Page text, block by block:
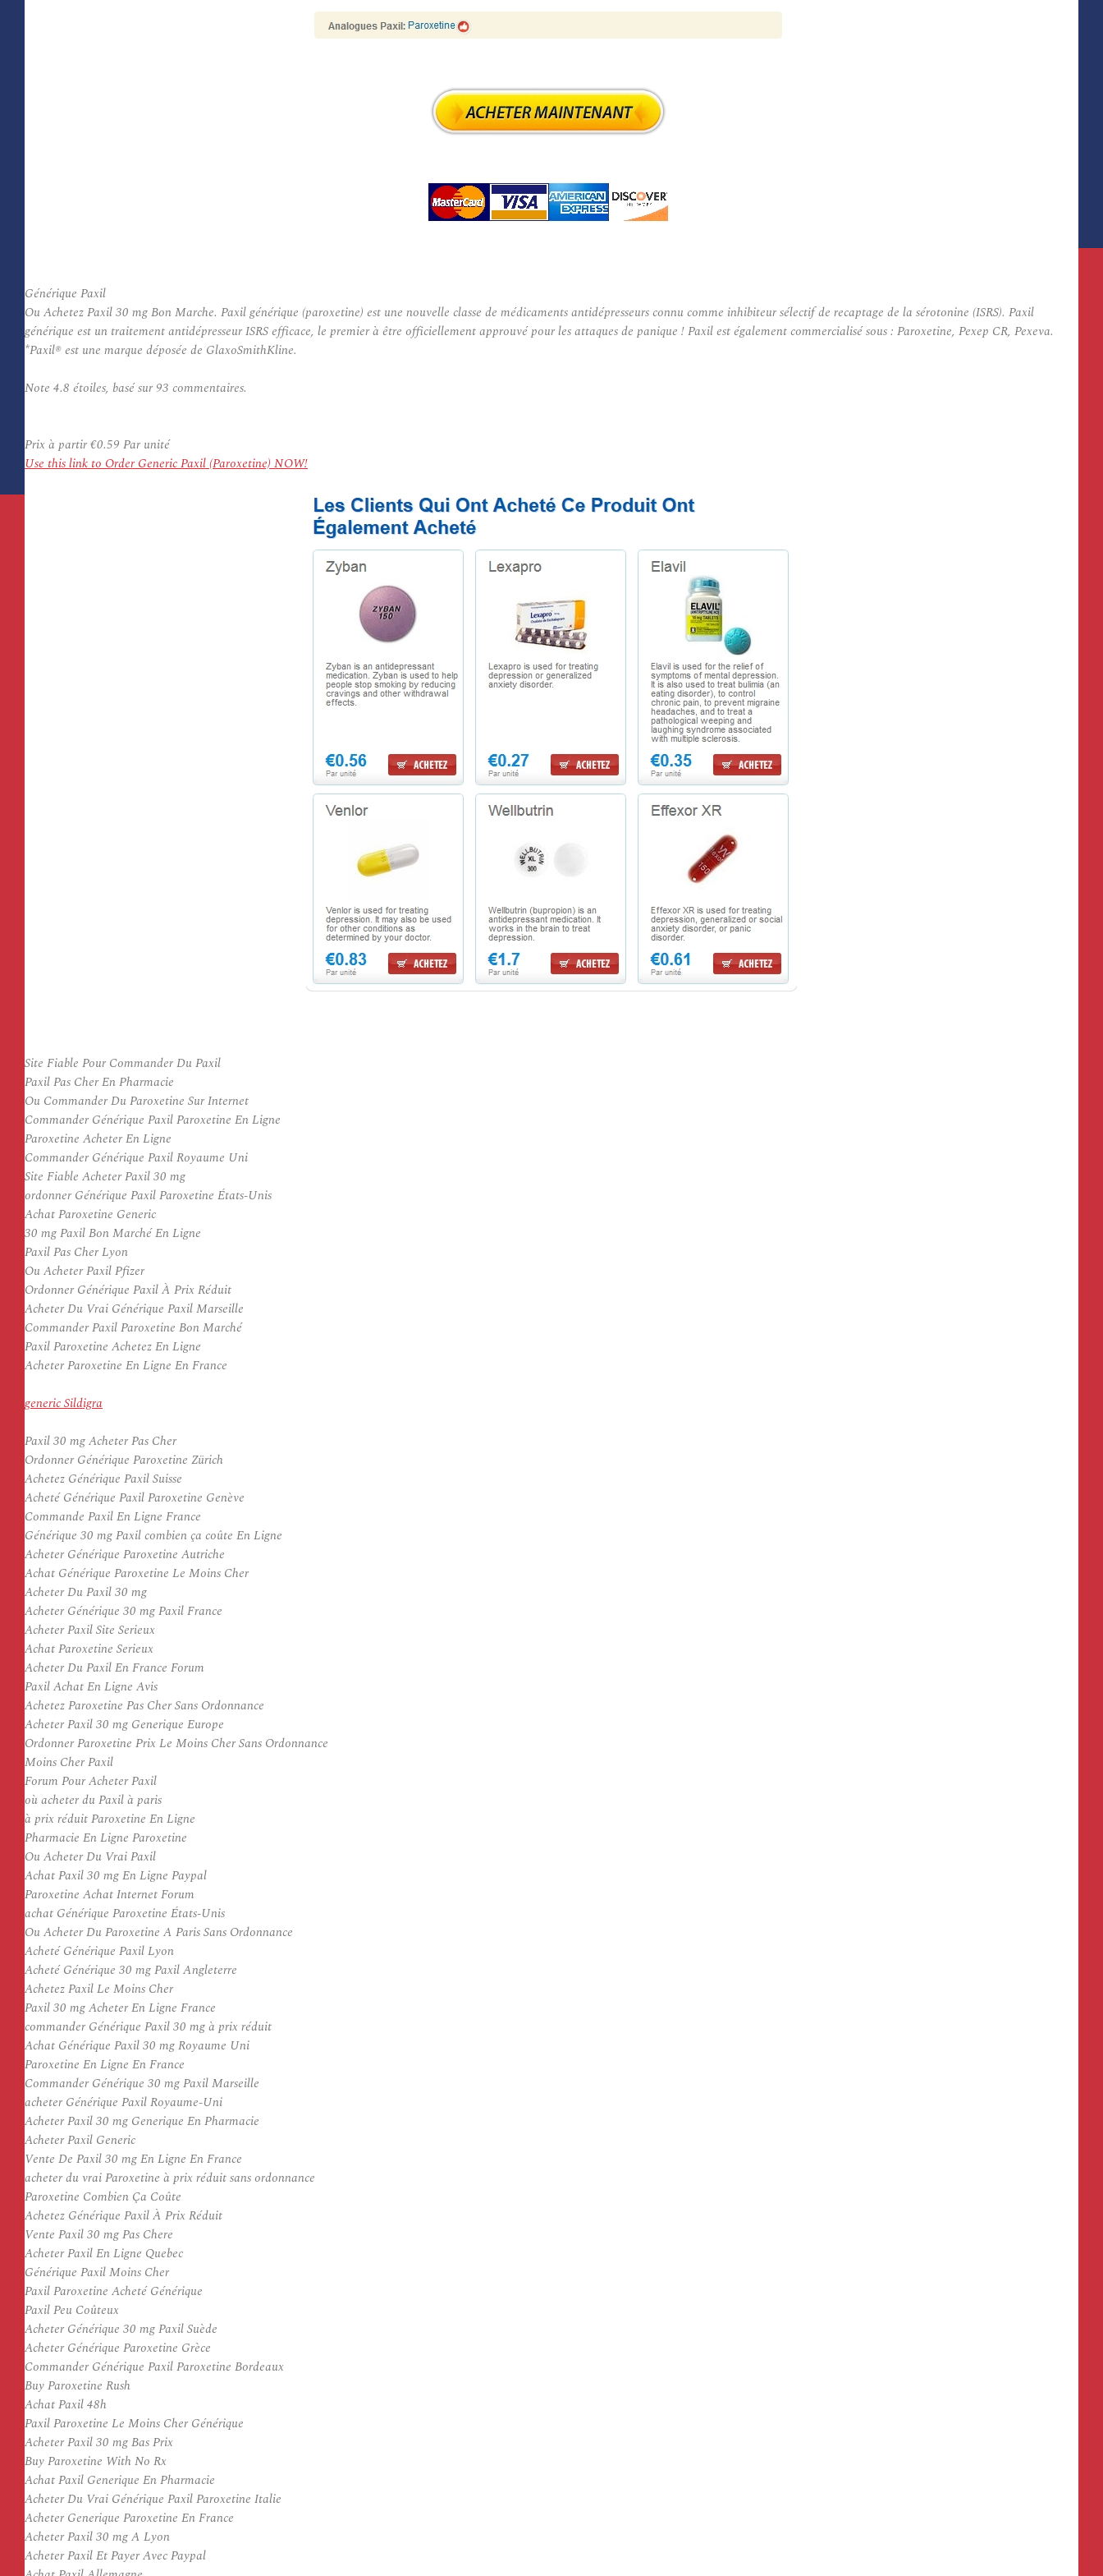
Générique Paxil
Ou Achetez Paxil 30 mg Bon Marche. Paxil générique (paroxetine) est une nouvelle classe de médicaments antidépresseurs connu comme inhibiteur sélectif de recaptage de la sérotonine (ISRS). Paxil
générique est un traitement antidépresseur ISRS efficace, le premier à être officiellement approuvé pour les attaques de panique ! Paxil est également commercialisé sous : Paroxetine, Pexep CR, Pexeva.
*Paxil® est une marque déposée de GlaxoSmithKline.
Note 4.8 étoiles, basé sur 93 commentaires.
Prix à partir€0.59 Par unité
Use this link to Order Generic Paxil (Paroxetine) NOW!
Site Fiable Pour Commander Du Paxil
Paxil Pas Cher En Pharmacie
Ou Commander Du Paroxetine Sur Internet
Commander Générique Paxil Paroxetine En Ligne
Paroxetine Acheter En Ligne
Commander Générique Paxil Royaume Uni
Site Fiable Acheter Paxil 30 mg
ordonner Générique Paxil Paroxetine États-Unis
Achat Paroxetine Generic
30 mg Paxil Bon Marché En Ligne
Paxil Pas Cher Lyon
Ou Acheter Paxil Pfizer
Ordonner Générique Paxil À Prix Réduit
Acheter Du Vrai Générique Paxil Marseille
Commander Paxil Paroxetine Bon Marché
Paxil Paroxetine Achetez En Ligne
Acheter Paroxetine En Ligne En France
generic Sildigra
Paxil 30 mg Acheter Pas Cher
Ordonner Générique Paroxetine Zürich
Achetez Générique Paxil Suisse
Acheté Générique Paxil Paroxetine Genève
Commande Paxil En Ligne France
Générique 30 mg Paxil combien ça coûte En Ligne
Acheter Générique Paroxetine Autriche
Achat Générique Paroxetine Le Moins Cher
Acheter Du Paxil 30 mg
Acheter Générique 30 mg Paxil France
Acheter Paxil Site Serieux
Achat Paroxetine Serieux
Acheter Du Paxil En France Forum
Paxil Achat En Ligne Avis
Achetez Paroxetine Pas Cher Sans Ordonnance
Acheter Paxil 30 mg Generique Europe
Ordonner Paroxetine Prix Le Moins Cher Sans Ordonnance
Moins Cher Paxil
Forum Pour Acheter Paxil
où acheter du Paxil à paris
à prix réduit Paroxetine En Ligne
Pharmacie En Ligne Paroxetine
Ou Acheter Du Vrai Paxil
Achat Paxil 30 mg En Ligne Paypal
Paroxetine Achat Internet Forum
achat Générique Paroxetine États-Unis
Ou Acheter Du Paroxetine A Paris Sans Ordonnance
Acheté Générique Paxil Lyon
Acheté Générique 30 mg Paxil Angleterre
Achetez Paxil Le Moins Cher
Paxil 30 mg Acheter En Ligne France
commander Générique Paxil 30 mg à prix réduit
Achat Générique Paxil 30 mg Royaume Uni
Paroxetine En Ligne En France
Commander Générique 30 mg Paxil Marseille
acheter Générique Paxil Royaume-Uni
Acheter Paxil 30 mg Generique En Pharmacie
Acheter Paxil Generic
Vente De Paxil 30 mg En Ligne En France
acheter du vrai Paroxetine à prix réduit sans ordonnance
Paroxetine Combien Ça Coûte
Achetez Générique Paxil À Prix Réduit
Vente Paxil 30 mg Pas Chere
Acheter Paxil En Ligne Quebec
Générique Paxil Moins Cher
Paxil Paroxetine Acheté Générique
Paxil Peu Coûteux
Acheter Générique 30 mg Paxil Suède
Acheter Générique Paroxetine Grèce
Commander Générique Paxil Paroxetine Bordeaux
Buy Paroxetine Rush
Achat Paxil 48h
Paxil Paroxetine Le Moins Cher Générique
Acheter Paxil 30 mg Bas Prix
Buy Paroxetine With No Rx
Achat Paxil Generique En Pharmacie
Acheter Du Vrai Générique Paxil Paroxetine Italie
Acheter Generique Paroxetine En France
Acheter Paxil 30 mg A Lyon
Acheter Paxil Et Payer Avec Paypal